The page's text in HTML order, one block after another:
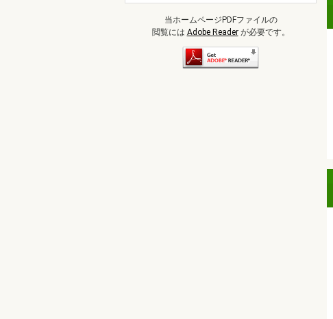
当ホームページPDFファイルの
閲覧には Adobe Readerが必要です。